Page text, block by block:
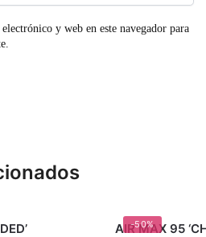
y web en este navegador para
-50%
AIR MAX 95